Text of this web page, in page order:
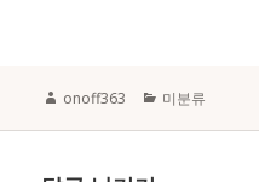
Author
onoff363 Categories
미분류